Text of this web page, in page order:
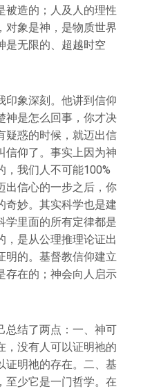
被造的；人及人的理性
对象是神，是物质世界
是无限的、超越时空
印象深刻。他讲到信仰
神是怎么回事，你才决
疑惑的时候，就迈出信
信仰了。事实上因为神
，我们人不可能100%
出信心的一步之后，你
奇妙。其实科学也是建
学里面的所有定律都是
，是从公理推理论证出
明的。基督教信仰建立
存在的；神会向人启示
总结了两点：一、神可
，没有人可以证明祂的
证明祂的存在。二、基
至少它是一门哲学。在